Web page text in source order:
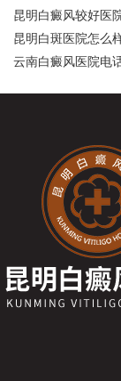
昆明白癜风较好医
昆明白斑医院怎么
云南白癜风医院电